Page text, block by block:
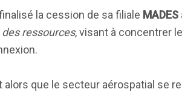
la cession de sa filiale MADES
ressources, visant à concentrer
que le secteur aérospatial se